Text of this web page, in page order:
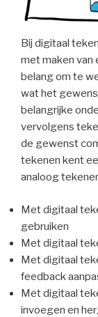
Bij digitaal
met maken van
belang om te
wat het
belangrijke
vervolgens
de gewenst
tekenen kent
analoog
Met digitaal
gebruiken
Met digitaal
Met digitaal
feedback
Met digitaal
invoegen en